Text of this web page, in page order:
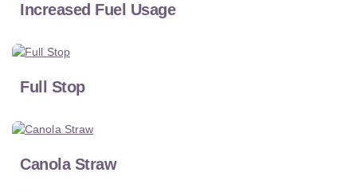
Increased Fuel Usage
Full Stop
Canola Straw